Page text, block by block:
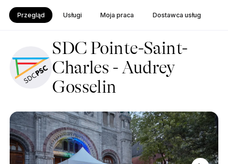
Przegląd Usługi Moja praca Dostawca usług
SDC Pointe-Saint-
Charles - Audrey
Gosselin